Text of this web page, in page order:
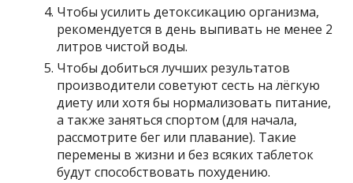
Чтобы усилить детоксикацию организма,
рекомендуется в день выпивать не менее 2
литров чистой воды.
Чтобы добиться лучших результатов
производители советуют сесть на лёгкую
диету или хотя бы нормализовать питание,
а также заняться спортом (для начала,
рассмотрите бег или плавание). Такие
перемены в жизни и без всяких таблеток
будут способствовать похудению.